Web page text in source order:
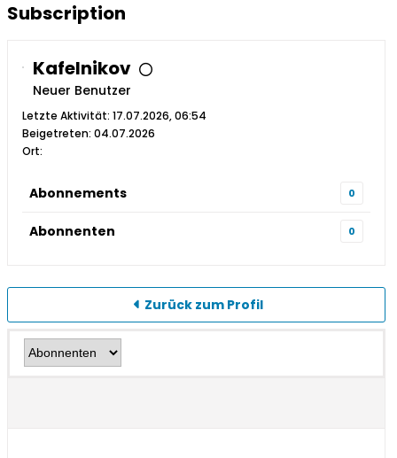
Subscription
Kafelnikov
Neuer Benutzer
Letzte Aktivität: 17.07.2026, 06:54
Beigetreten: 04.07.2026
Ort:
Abonnements 0
Abonnenten 0
Zurück zum Profil